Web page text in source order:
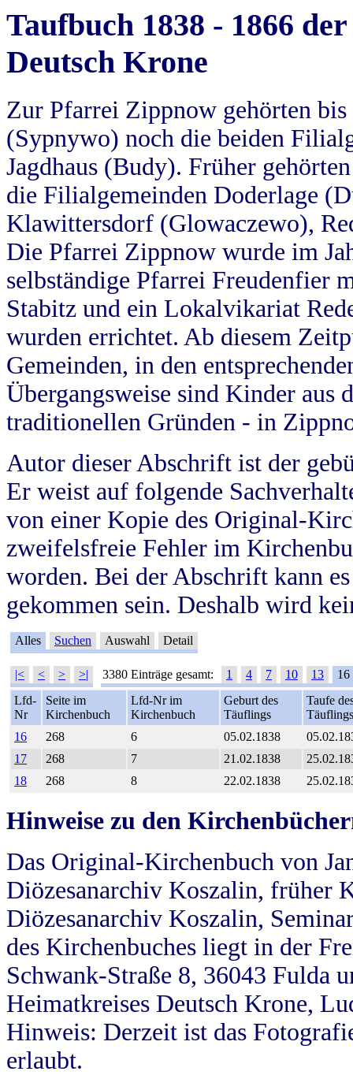
Taufbuch 1838 - 1866
Deutsch Krone
Zur Pfarrei Zippnow gehörten
(Sypnywo) noch die beiden
Jagdhaus (Budy). Früher
die Filialgemeinden Doderlage
Klawittersdorf (Glowaczewo),
Die Pfarrei Zippnow wurde im
selbständige Pfarrei Freudenfier
Stabitz und ein Lokalvikariat
wurden errichtet. Ab diesem
Gemeinden, in den
Übergangsweise sind Kinder aus
traditionellen Gründen - in
Autor dieser Abschrift ist der
Er weist auf folgende
von einer Kopie des Original-
zweifelsfreie Fehler im
worden. Bei der Abschrift kann
gekommen sein. Deshalb wird
Alles Suchen Auswahl Detail
|< < > >| 3380 Einträge gesamt: 1 4 7 10 13
16
Lfd-
Nr
Seite im
Kirchenbuch
Lfd-Nr im
Kirchenbuch
Geburt des
Täuflings
Taufe
Täuflings
16
268 6 05.02.1838
17
268 7 21.02.1838
18
268 8 22.02.1838
Hinweise zu den
Das Original-Kirchenbuch von
Diözesanarchiv Koszalin, früher
Diözesanarchiv Koszalin,
des Kirchenbuches liegt in der
Schwank-Straße 8, 36043 Fulda
Heimatkreises Deutsch Krone,
Hinweis: Derzeit ist das
erlaubt.